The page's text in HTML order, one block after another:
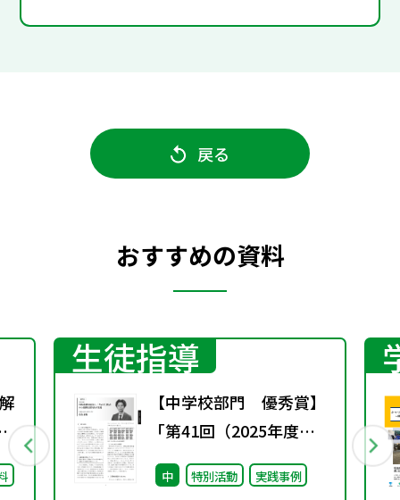
戻る
おすすめの資料
生徒指導
【中学校部門 優秀賞】
「第41回（2025年度）
東書教育賞」の入賞論文
のご紹介
中 特別活動 実践事例